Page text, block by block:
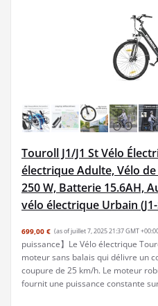
Touroll J1/J1 St Vélo
électrique Adulte, Vélo
250 W, Batterie 15.6AH,
vélo électrique Urbain
699,00 € (as of juillet 7, 2025 21:37 GMT
puissance】Le Vélo électrique
moteur sans balais qui délivre un
coupure de 25 km/h. Le moteur
fournit une puissance constante